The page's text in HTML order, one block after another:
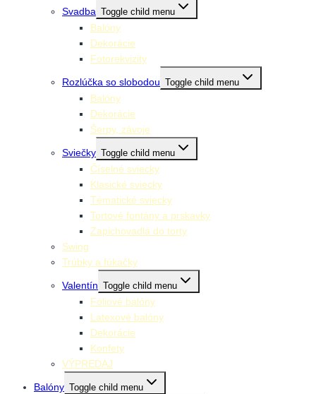
Svadba Toggle child menu
Balóny
Dekorácie
Fotorekvizity
Rozlúčka so slobodou Toggle child menu
Balóny
Dekorácie
Šerpy, závoje
Sviečky Toggle child menu
Číselné sviecky
Klasické sviecky
Tématické sviecky
Tortové fontány a prskavky
Zapichovadlá do torty
Swing
Trúbky a fúkačky
Valentín Toggle child menu
Fóliové balóny
Latexové balóny
Dekorácie
Konfety
VÝPREDAJ
Balóny Toggle child menu